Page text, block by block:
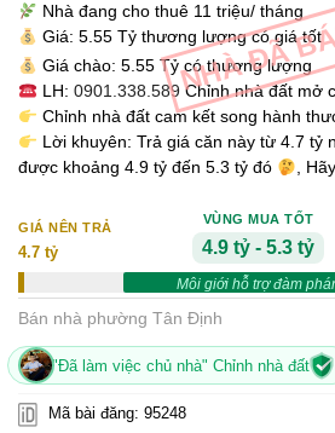
NHÀ ĐÃ
Nhà đang cho thuê 11 triệu/ tháng
Giá: 5.55 Tỷ thương lượng có giá tốt
Giá chào: 5.55 Tỷ có thương lượng
LH: 0901.338.589Chỉnh nhà đất mở
Chỉnh nhà đất cam kết song hành
Lời khuyên: Trả giá căn này từ 4.7 tỷ
được khoảng 4.9 tỷ đến 5.3 tỷ đó
,
GIÁ NÊN TRẢ
4.7 tỷ
VÙNG MUA TỐT
4.9 tỷ - 5.3 tỷ
Môi giới hỗ trợ đàm
Bán nhà phường Tân Định
"Đã làm việc chủ nhà" Chỉnh nhà đất
Mã bài đăng: 95248